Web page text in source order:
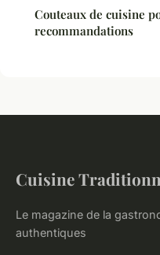
Couteaux de cuisine
recommandations
Cuisine
Le magazine de la
authentiques